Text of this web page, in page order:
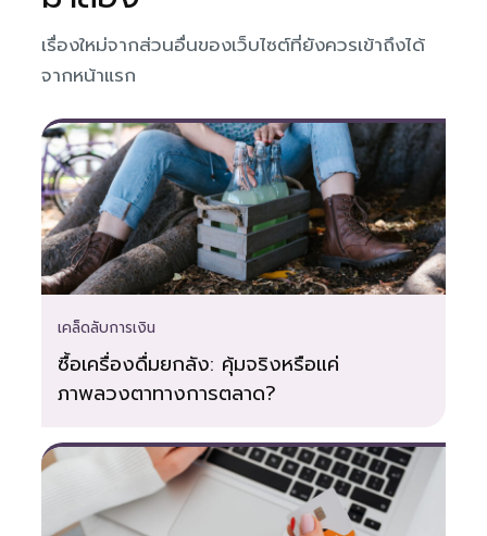
เรื่องใหม่จากส่วนอื่นของเว็บไซต์ที่ยังควรเข้าถึงได้
จากหน้าแรก
เคล็ดลับการเงิน
ซื้อเครื่องดื่มยกลัง: คุ้มจริงหรือแค่
ภาพลวงตาทางการตลาด?